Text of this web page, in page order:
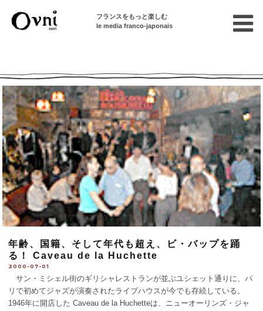
フランスをもっと楽しむ
le media franco-japonais
年齢、国籍、そして年代も超え、ビ・バップを踊
る！ Caveau de la Huchette
2000-07-01
サン・ミシェル街のギリシャレストランが並ぶユシェット通りに、パ
リで初めてジャズが演奏されたライブハウスが今でも存続している。
1946年に開店した Caveau de la Huchetteは、ニューオーリンズ・ジャ